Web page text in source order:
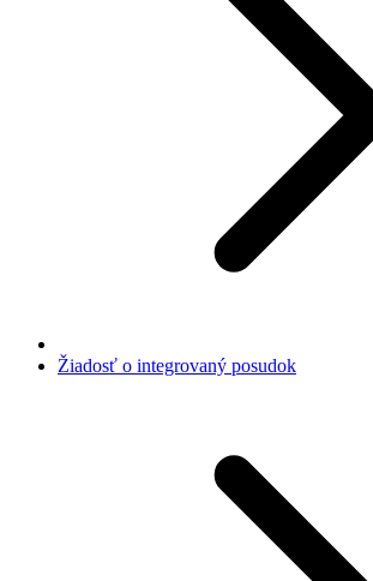
Žiadosť o integrovaný posudok